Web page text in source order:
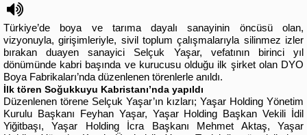
Türkiye’de boya ve tarıma dayalı sanayinin öncüsü olan,
vizyonuyla, girişimleriyle, sivil toplum çalışmalarıyla silinmez izler
bırakan duayen sanayici Selçuk Yaşar, vefatının birinci yıl
dönümünde kabri başında ve kurucusu olduğu ilk şirket olan DYO
Boya Fabrikaları’nda düzenlenen törenlerle anıldı.
İlk tören Soğukkuyu Kabristanı’nda yapıldı
Düzenlenen törene Selçuk Yaşar’ın kızları; Yaşar Holding Yönetim
Kurulu Başkanı Feyhan Yaşar, Yaşar Holding Başkan Vekili İdil
Yiğitbaşı, Yaşar Holding İcra Başkanı Mehmet Aktaş, Yaşar